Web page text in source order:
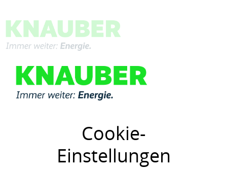
Cookie-
Einstellungen
Menü
Übersicht Schmierfette